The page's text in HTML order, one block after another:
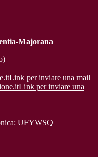
Majorana
Link per inviare una mail
Link per inviare una
UFYWSQ